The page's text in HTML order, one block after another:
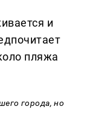
и
пляжа
города, но